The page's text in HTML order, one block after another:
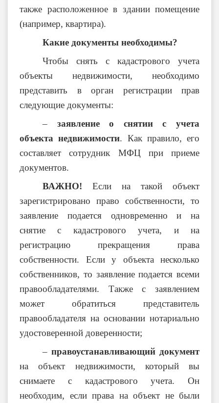
также расположенное в здании помещение
(например, квартира).
Какие документы необходимы?
Чтобы снять с кадастрового учета
объекты недвижимости, необходимо
представить в орган регистрации прав
следующие документы:
– заявление о снятии с учета
объекта недвижимости. Как правило, его
составляет сотрудник МФЦ при приеме
документов.
ВАЖНО! Если на такой объект
зарегистрировано право собственности, то
заявление подается одновременно и на
снятие с кадастрового учета, и на
регистрацию прекращения права
собственности. Если у объекта несколько
собственников, то заявление подается всеми
правообладателями. Также с заявлением
может обратиться представитель
правообладателя на основании нотариально
удостоверенной доверенности;
–правоустанавливающий документ
на объект недвижимости, который вы
снимаете с кадастрового учета. Он
необходим, если права на объект не были